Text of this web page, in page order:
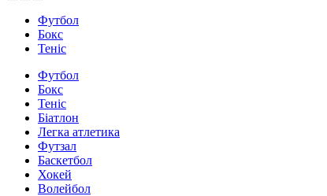
Футбол
Бокс
Теніс
Футбол
Бокс
Теніс
Біатлон
Легка атлетика
Футзал
Баскетбол
Хокей
Волейбол